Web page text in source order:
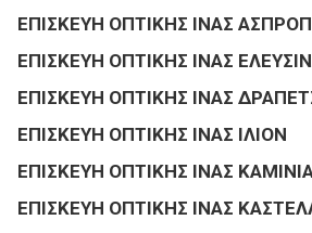
ΕΠΙΣΚΕΥΗ ΟΠΤΙΚΗΣ ΙΝΑΣ
ΕΠΙΣΚΕΥΗ ΟΠΤΙΚΗΣ ΙΝΑΣ
ΕΠΙΣΚΕΥΗ ΟΠΤΙΚΗΣ ΙΝΑΣ
ΕΠΙΣΚΕΥΗ ΟΠΤΙΚΗΣ ΙΝΑΣ ΙΛΙΟΝ
ΕΠΙΣΚΕΥΗ ΟΠΤΙΚΗΣ ΙΝΑΣ
ΕΠΙΣΚΕΥΗ ΟΠΤΙΚΗΣ ΙΝΑΣ